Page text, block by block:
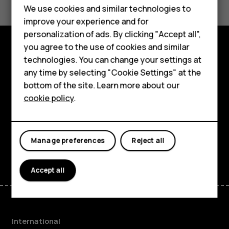
Feature phones
Phones for kids
Accessories
HMD Terra M
For business
Tablets
Yes No
Explore
About
Planet and people
FacebookInstagram
TiktokYoutubeLinkedinDiscord
International
We use cookies and similar technologies to
improve your experience and for
personalization of ads. By clicking "Accept all",
you agree to the use of cookies and similar
technologies. You can change your settings at
any time by selecting "Cookie Settings" at the
bottom of the site. Learn more about our
cookie policy.
Reject all
Manage preferences
Accept all